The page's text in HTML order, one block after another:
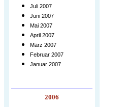
Juli 2007
Juni 2007
Mai 2007
April 2007
März 2007
Februar 2007
Januar 2007
2006